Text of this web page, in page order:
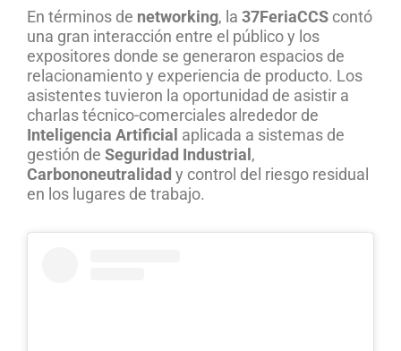
En términos de networking, la 37FeriaCCS contó
una gran interacción entre el público y los
expositores donde se generaron espacios de
relacionamiento y experiencia de producto. Los
asistentes tuvieron la oportunidad de asistir a
charlas técnico-comerciales alrededor de
Inteligencia Artificial aplicada a sistemas de
gestión de Seguridad Industrial ,
Carbononeutralidad y control del riesgo residual
en los lugares de trabajo.